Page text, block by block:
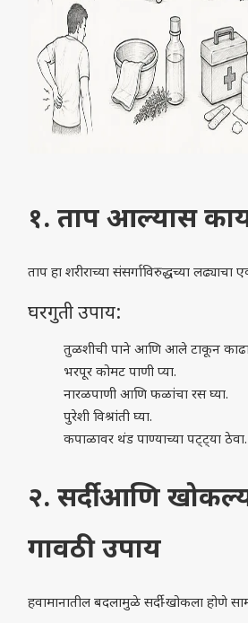
१. ताप आल्यास
ताप हा शरीराच्या संसर्गाविरुद्धच्या
घरगुती उपाय:
तुळशीची पाने आणि आले टाकून
भरपूर कोमट पाणी प्या.
नारळपाणी आणि फळांचा रस घ्या.
पुरेशी विश्रांती घ्या.
कपाळावर थंड पाण्याच्या पट्ट्या ठेवा.
२. सर्दी आणि
गावठी उपाय
हवामानातील बदलामुळे सर्दी-खोकला होणे